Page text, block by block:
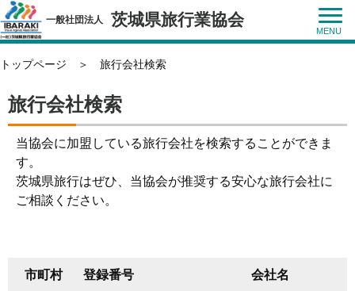
一般社団法人 茨城県旅行業協会
トップページ ＞ 旅行会社検索
旅行会社検索
当協会に加盟している旅行会社を検索することができま
す。
茨城県旅行はぜひ、当協会が推奨する安心な旅行会社に
ご相談ください。
市町村 登録番号 会社名